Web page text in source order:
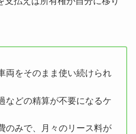
両をそのまま使い続けられ
などの精算が不要になるケ
のみで、月々のリース料が